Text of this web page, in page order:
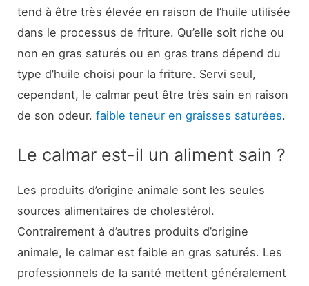
tend à être très élevée en raison de l’huile utilisée
dans le processus de friture. Qu’elle soit riche ou
non en gras saturés ou en gras trans dépend du
type d’huile choisi pour la friture. Servi seul,
cependant, le calmar peut être très sain en raison
de son odeur.faible teneur en graisses saturées.
Le calmar est-il un aliment sain ?
Les produits d’origine animale sont les seules
sources alimentaires de cholestérol.
Contrairement à d’autres produits d’origine
animale, le calmar est faible en gras saturés. Les
professionnels de la santé mettent généralement